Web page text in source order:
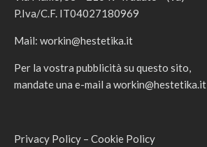
P.Iva/C.F. IT04027180969
Mail: workin@hestetika.it
Per la vostra pubblicità su questo sito,
mandate una e-mail a workin@hestetika.it
Privacy Policy – Cookie Policy